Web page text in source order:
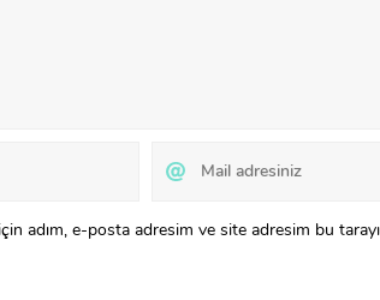
adım, e-posta adresim ve site adresim bu